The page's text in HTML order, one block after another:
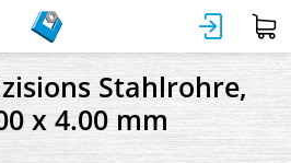
Stahlrohre,
x 4.00 mm